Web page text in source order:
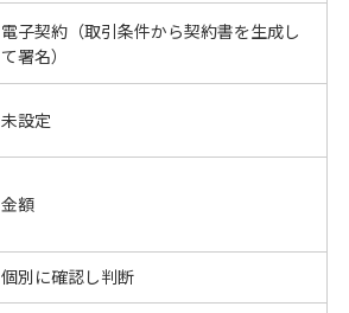
電子契約（取引条件から契約書を生成し
て署名）
未設定
金額
個別に確認し判断